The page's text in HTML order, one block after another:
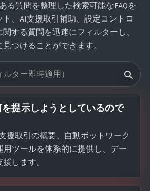
る質問を整理した検索可能なFAQを
、AI支援取引補助、設定コントロ
する質問を迅速にフィルターし、
つけることができます。
提示しようとしているので
援取引の概要、自動ボットワーク
用ツールを体系的に提供し、デー
します。